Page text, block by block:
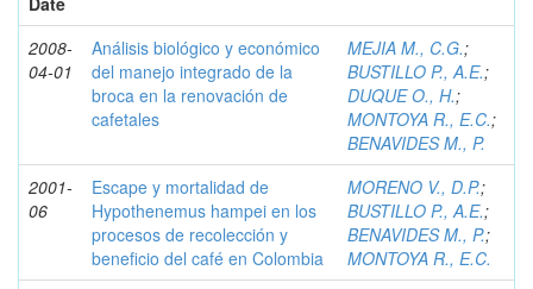
2008-
04-01
Análisis biológico y económico
del manejo integrado de la
broca en la renovación de
cafetales
MEJIA M., C.G.;
BUSTILLO P., A.E.;
DUQUE O., H.;
MONTOYA R., E.C.;
BENAVIDES M., P.
2001-
06
Escape y mortalidad de
Hypothenemus hampei en los
procesos de recolección y
beneficio del café en Colombia
MORENO V., D.P.;
BUSTILLO P., A.E.;
BENAVIDES M., P.;
MONTOYA R., E.C.